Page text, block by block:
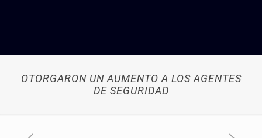
OTORGARON UN AUMENTO A LOS AGENTES
DE SEGURIDAD